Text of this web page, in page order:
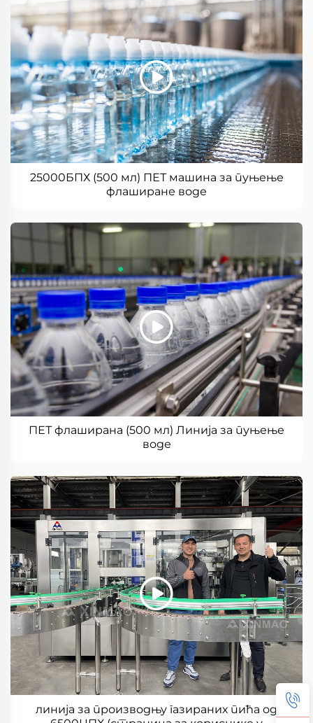
25000БПХ (500 мл) ПЕТ машина за пуњење
флаширане воде
ПЕТ флаширана (500 мл) Линија за пуњење
воде
линија за производњу газираних пића од